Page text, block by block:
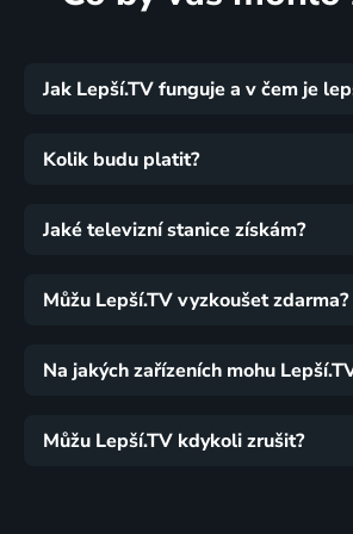
Jak Lepší.TV funguje a v čem je
Kolik budu platit?
Jaké televizní stanice získám?
Můžu Lepší.TV vyzkoušet zdarma?
Na jakých zařízeních mohu
Můžu Lepší.TV kdykoli zrušit?